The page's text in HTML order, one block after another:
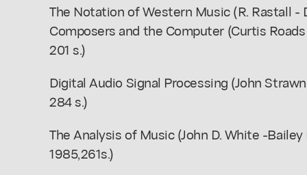
The Notation of Western Music (R. Rastall -
Composers and the Computer (Curtis
201 s.)
Digital Audio Signal Processing (John
284 s.)
The Analysis of Music (John D. White -
1985,261s.)